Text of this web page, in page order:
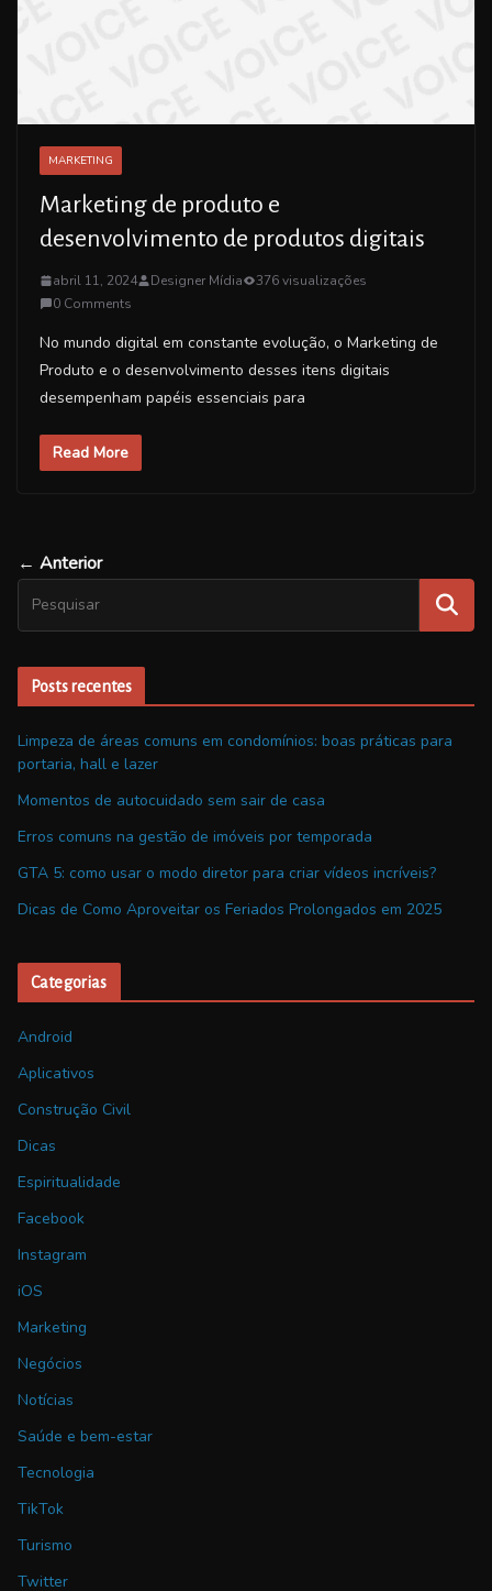
MARKETING
Marketing de produto e
desenvolvimento de produtos digitais
abril 11, 2024 Designer Mídia
376 visualizações
0 Comments
No mundo digital em constante evolução, o Marketing de
Produto e o desenvolvimento desses itens digitais
desempenham papéis essenciais para
Read More
← Anterior
Posts recentes
Limpeza de áreas comuns em condomínios: boas práticas para
portaria, hall e lazer
Momentos de autocuidado sem sair de casa
Erros comuns na gestão de imóveis por temporada
GTA 5: como usar o modo diretor para criar vídeos incríveis?
Dicas de Como Aproveitar os Feriados Prolongados em 2025
Categorias
Android
Aplicativos
Construção Civil
Dicas
Espiritualidade
Facebook
Instagram
iOS
Marketing
Negócios
Notícias
Saúde e bem-estar
Tecnologia
TikTok
Turismo
Twitter